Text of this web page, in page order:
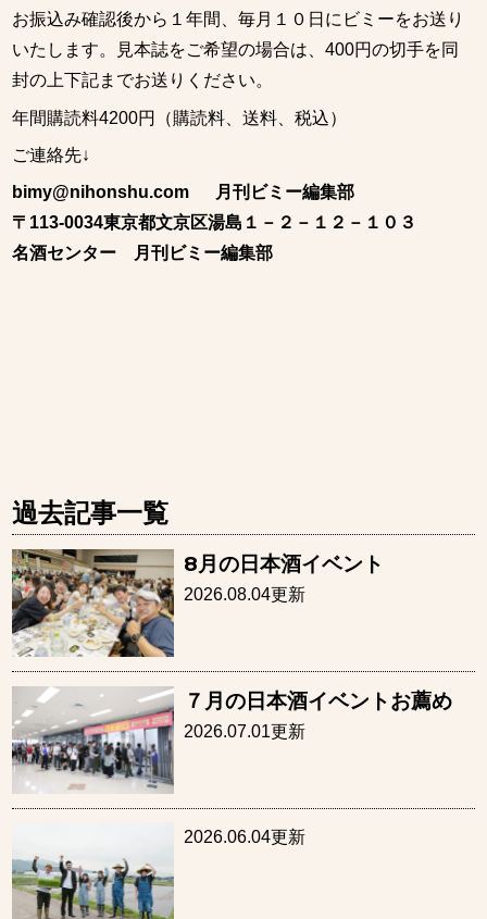
お振込み確認後から１年間、毎月１０日にビミーをお送り
いたします。見本誌をご希望の場合は、400円の切手を同
封の上下記までお送りください。
年間購読料4200円（購読料、送料、税込）
ご連絡先↓
bimy@nihonshu.com 月刊ビミー編集部
〒113-0034東京都文京区湯島１－２－１２－１０３
名酒センター 月刊ビミー編集部
過去記事一覧
8月の日本酒イベント
2026.08.04更新
７月の日本酒イベントお薦め
2026.07.01更新
2026.06.04更新